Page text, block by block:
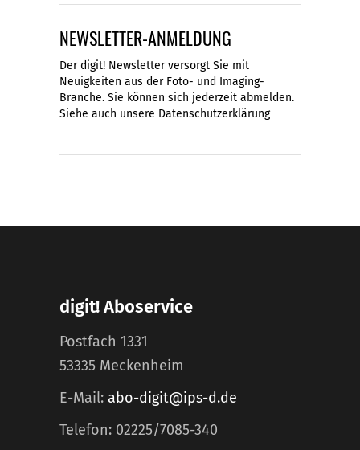
NEWSLETTER-ANMELDUNG
Der digit! Newsletter versorgt Sie mit
Neuigkeiten aus der Foto- und Imaging-
Branche. Sie können sich jederzeit abmelden.
Siehe auch unsere Datenschutzerklärung
digit! Aboservice
Postfach 1331
53335 Meckenheim
E-Mail: abo-digit@ips-d.de
Telefon: 02225/7085-340